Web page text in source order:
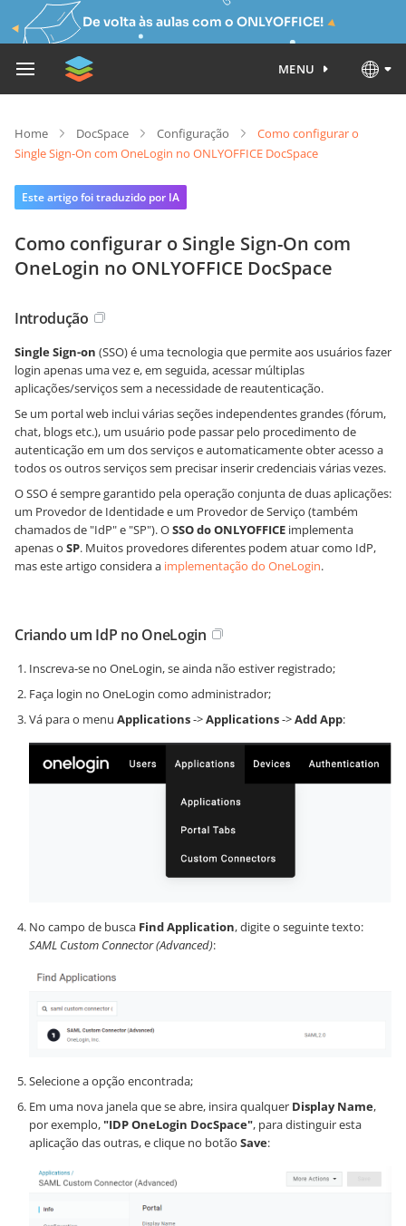
De volta às aulas com o ONLYOFFICE!
MENU
Home DocSpace Configuração
Como configurar o
Single Sign-On com OneLogin no ONLYOFFICE DocSpace
Este artigo foi traduzido por IA
Como configurar o Single Sign-On com
OneLogin no ONLYOFFICE DocSpace
Introdução
Single Sign-on (SSO) é uma tecnologia que permite aos usuários fazer
login apenas uma vez e, em seguida, acessar múltiplas
aplicações/serviços sem a necessidade de reautenticação.
Se um portal web inclui várias seções independentes grandes (fórum,
chat, blogs etc.), um usuário pode passar pelo procedimento de
autenticação em um dos serviços e automaticamente obter acesso a
todos os outros serviços sem precisar inserir credenciais várias vezes.
O SSO é sempre garantido pela operação conjunta de duas aplicações:
um Provedor de Identidade e um Provedor de Serviço (também
chamados de "IdP" e "SP"). OSSO do ONLYOFFICE implementa
apenas o SP. Muitos provedores diferentes podem atuar como IdP,
mas este artigo considera a implementação do OneLogin.
Criando um IdP no OneLogin
Inscreva-se no OneLogin, se ainda não estiver registrado;
Faça login no OneLogin como administrador;
Vá para o menu Applications->Applications->Add App:
No campo de busca Find Application, digite o seguinte texto:
SAML Custom Connector (Advanced):
Selecione a opção encontrada;
Em uma nova janela que se abre, insira qualquer Display Name,
por exemplo,"IDP OneLogin DocSpace", para distinguir esta
aplicação das outras, e clique no botão Save: